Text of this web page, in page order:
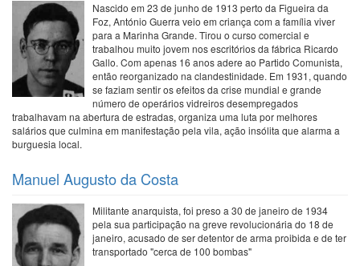
Nascido em 23 de junho de 1913 perto da Figueira da
Foz, António Guerra veio em criança com a família viver
para a Marinha Grande. Tirou o curso comercial e
trabalhou muito jovem nos escritórios da fábrica Ricardo
Gallo. Com apenas 16 anos adere ao Partido Comunista,
então reorganizado na clandestinidade. Em 1931, quando
se faziam sentir os efeitos da crise mundial e grande
número de operários vidreiros desempregados
trabalhavam na abertura de estradas, organiza uma luta por melhores
salários que culmina em manifestação pela vila, ação insólita que alarma a
burguesia local.
Manuel Augusto da Costa
Militante anarquista, foi preso a 30 de janeiro de 1934
pela sua participação na greve revolucionária do 18 de
janeiro, acusado de ser detentor de arma proibida e de ter
transportado "cerca de 100 bombas"